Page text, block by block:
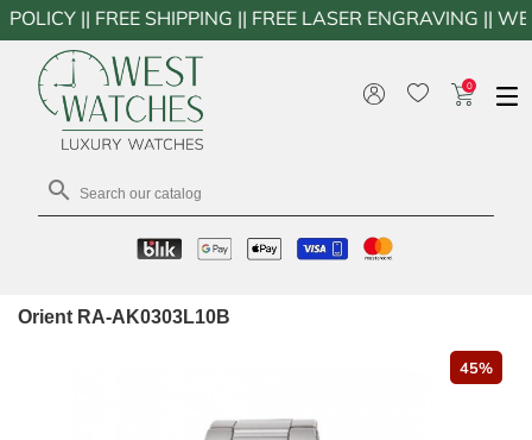

0
SHIPPING || FREE LASER ENGRAVING ||
Orient RA-AK0303L10B
45%